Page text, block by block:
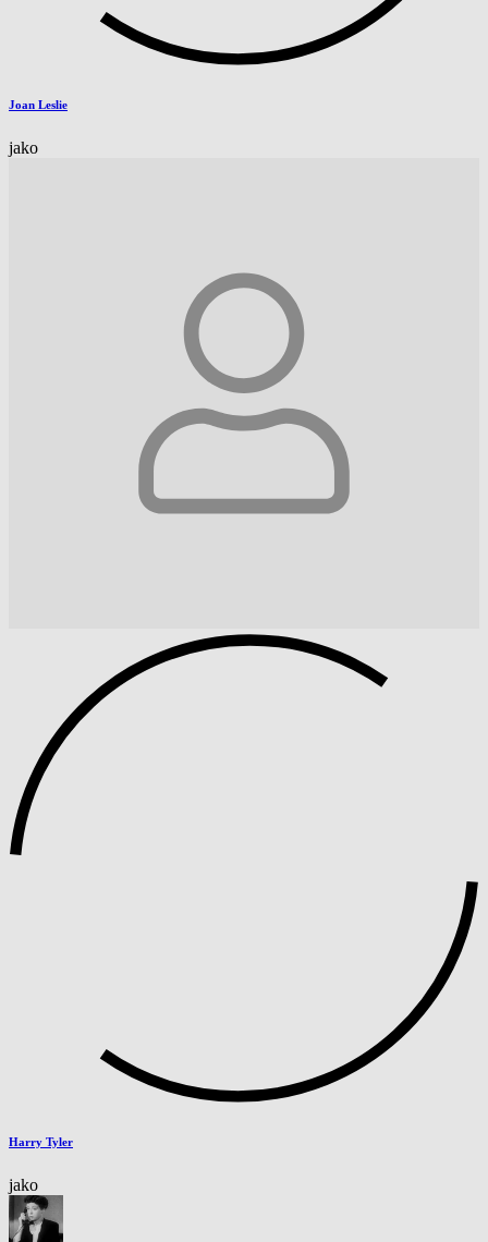
Joan Leslie
jako
Harry Tyler
jako